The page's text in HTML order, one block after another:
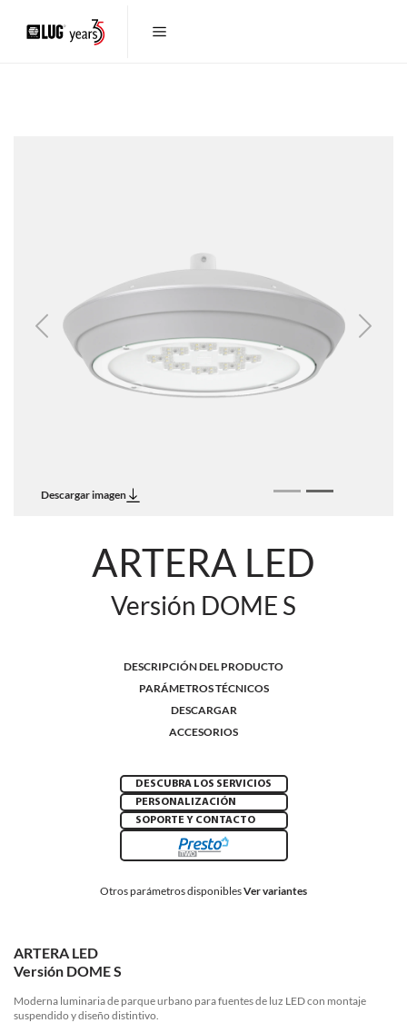
Previous Next
Descargar imagen
ARTERA LED
Versión DOME S
DESCRIPCIÓN DEL PRODUCTO
PARÁMETROS TÉCNICOS
DESCARGAR
ACCESORIOS
DESCUBRA LOS SERVICIOS
PERSONALIZACIÓN
SOPORTE Y CONTACTO
Otros parámetros disponiblesVer variantes
ARTERA LED
Versión DOME S
Moderna luminaria de parque urbano para fuentes de luz LED con montaje
suspendido y diseño distintivo.